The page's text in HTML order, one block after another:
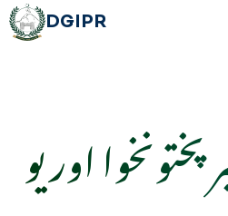
DGIPR
اور یو